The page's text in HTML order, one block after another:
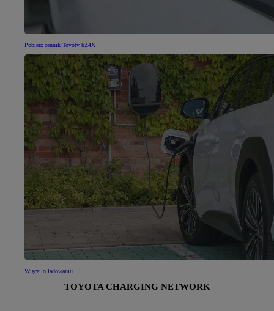
Pobierz cennik Toyoty bZ4X
Więcej o ładowaniu
TOYOTA CHARGING NETWORK